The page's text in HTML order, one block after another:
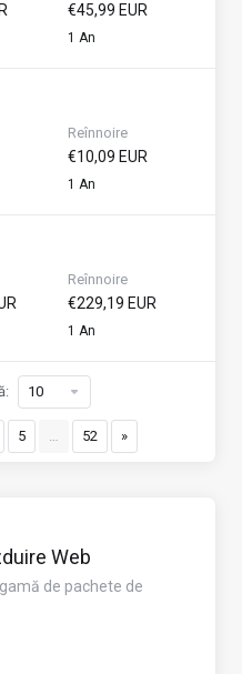
€45,99 EUR
1 An
Reînnoire
€10,09 EUR
1 An
Reînnoire
€229,19 EUR
1 An
5 … 52 »
Web
de pachete de